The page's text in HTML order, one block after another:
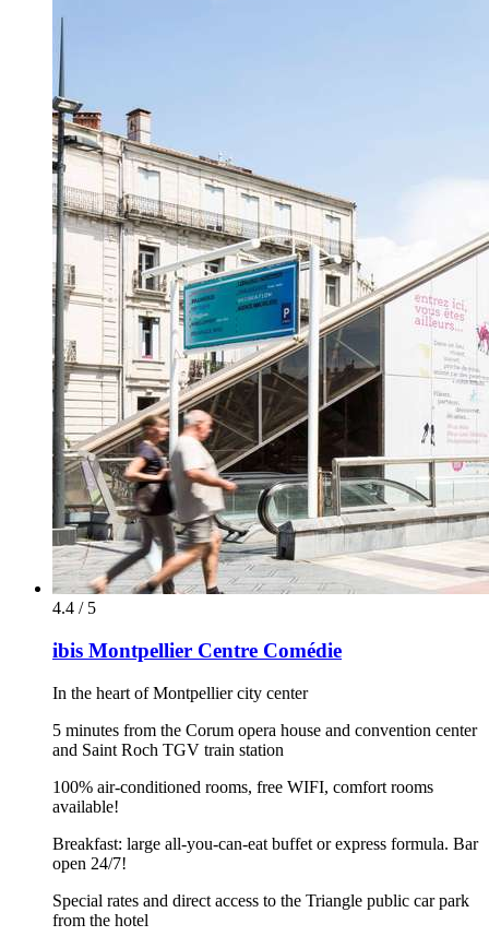
4.4 / 5
ibis Montpellier Centre Comédie
In the heart of Montpellier city center
5 minutes from the Corum opera house and convention center
and Saint Roch TGV train station
100% air-conditioned rooms, free WIFI, comfort rooms
available!
Breakfast: large all-you-can-eat buffet or express formula. Bar
open 24/7!
Special rates and direct access to the Triangle public car park
from the hotel